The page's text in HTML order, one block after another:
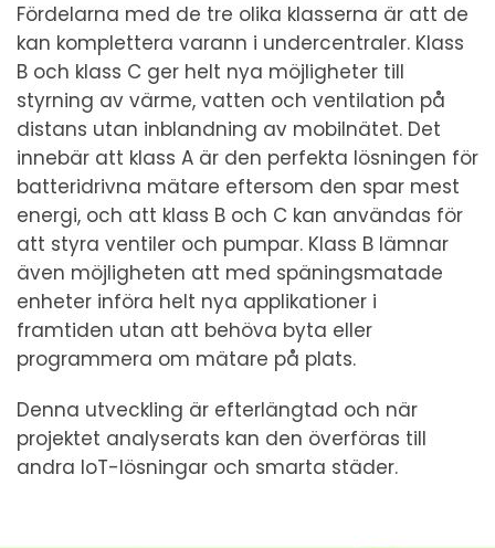
Fördelarna med de tre olika klasserna är att de
kan komplettera varann i undercentraler. Klass
B och klass C ger helt nya möjligheter till
styrning av värme, vatten och ventilation på
distans utan inblandning av mobilnätet. Det
innebär att klass A är den perfekta lösningen för
batteridrivna mätare eftersom den spar mest
energi, och att klass B och C kan användas för
att styra ventiler och pumpar. Klass B lämnar
även möjligheten att med späningsmatade
enheter införa helt nya applikationer i
framtiden utan att behöva byta eller
programmera om mätare på plats.
Denna utveckling är efterlängtad och när
projektet analyserats kan den överföras till
andra IoT-lösningar och smarta städer.